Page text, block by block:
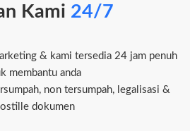
Kami 24/7
& kami tersedia 24 jam penuh
membantu anda
non tersumpah, legalisasi &
dokumen